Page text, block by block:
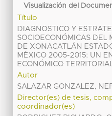
Visualización del
Título
DIAGNOSTICO Y
SOCIOECONÓMICAS DEL
DE XONACATLÁN
MÉXICO 2005-2015: UN
ECONÓMICO
Autor
SALAZAR GONZALEZ,
Director(es) de tesis,
coordinador(es)